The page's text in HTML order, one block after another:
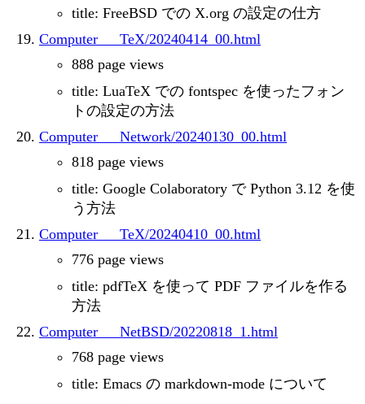
title: FreeBSD での X.org の設定の仕方
Computer___TeX/20240414_00.html
888 page views
title: LuaTeX での fontspec を使ったフォン
トの設定の方法
Computer___Network/20240130_00.html
818 page views
title: Google Colaboratory で Python 3.12 を使
う方法
Computer___TeX/20240410_00.html
776 page views
title: pdfTeX を使って PDF ファイルを作る
方法
Computer___NetBSD/20220818_1.html
768 page views
title: Emacs の markdown-mode について